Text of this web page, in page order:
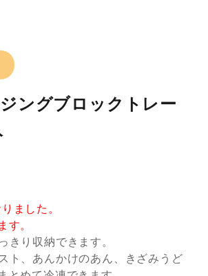
ングブロックトレー
ました。
。
り収納できます。
ト、あんかけのあん、きざみうど